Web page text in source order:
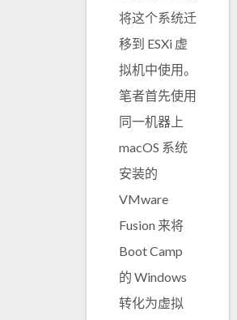
将这个系统迁
移到 ESXi 虚
拟机中使用。
笔者首先使用
同一机器上
macOS 系统
安装的
VMware
Fusion 来将
Boot Camp
的 Windows
转化为虚拟